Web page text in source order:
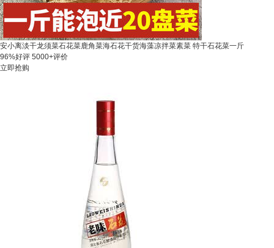
安小离淡干龙须菜石花菜鹿角菜海石花干货海藻凉拌菜素菜 特干石花菜一斤
96%好评 5000+评价
立即抢购